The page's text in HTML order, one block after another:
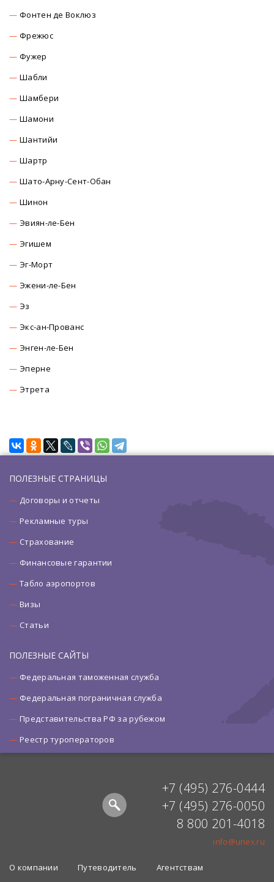
Фонтен де Воклюз
Фрежюс
Фужер
Шабли
Шамбери
Шамони
Шантийи
Шартр
Шато-Арну-Сент-Обан
Шинон
Эвиян-ле-Бен
Эгишем
Эг-Морт
Эжени-ле-Бен
Эз
Экс-ан-Прованс
Энген-ле-Бен
Эперне
Этрета
ПОЛЕЗНЫЕ СТРАНИЦЫ
Договоры и отчеты
Рекламные туры
Страхование
Финансовые гарантии
Табло аэропортов
Визы
Статьи
ПОЛЕЗНЫЕ САЙТЫ
Федеральная таможенная служба
Федеральная пограничная служба
Представительства РФ за рубежом
Реестр туроператоров
+7 (495) 276-0444
+7 (495) 276-0050
8 800 201-4018
info@unex.ru
О компании Путеводитель Агентствам